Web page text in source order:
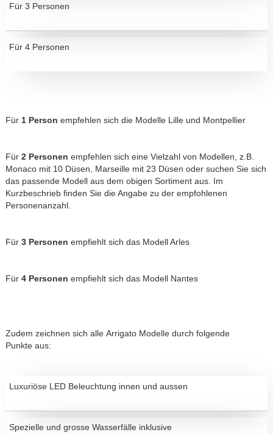
Für 3 Personen
Für 4 Personen
Für 1 Person empfehlen sich die Modelle Lilleund Montpellier
Für 2 Personen empfehlen sich eine Vielzahl von Modellen, z.B.
Monacomit 10 Düsen, Marseillemit 23 Düsen oder suchen Sie sich
das passende Modell aus dem obigen Sortiment aus. Im
Kurzbeschrieb finden Sie die Angabe zu der empfohlenen
Personenanzahl.
Für 3 Personen empfiehlt sich das ModellArles
Für 4 Personen empfiehlt sich das Modell Nantes
Zudem zeichnen sich alle Arrigato Modelle durch folgende
Punkte aus:
Luxuriöse LED Beleuchtung innen und aussen
Spezielle und grosse Wasserfälle inklusive